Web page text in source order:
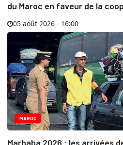
du Maroc en faveur de la
05 août 2026 - 16:00
MAROC
Marhaba 2026 : les arrivées